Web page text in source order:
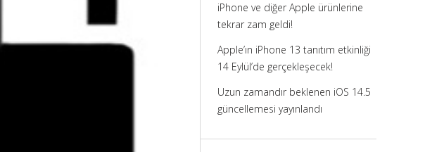
iPhone ve diğer Apple ürünlerine
tekrar zam geldi!
Apple’ın iPhone 13 tanıtım etkinliği
14 Eylül’de gerçekleşecek!
Uzun zamandır beklenen iOS 14.5
güncellemesi yayınlandı